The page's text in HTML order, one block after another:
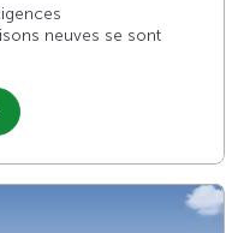
neuves se sont